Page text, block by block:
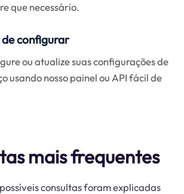
que necessário.
de configurar
ou atualize suas configurações de
usando nosso painel ou API fácil de
mais frequentes
consultas foram explicadas